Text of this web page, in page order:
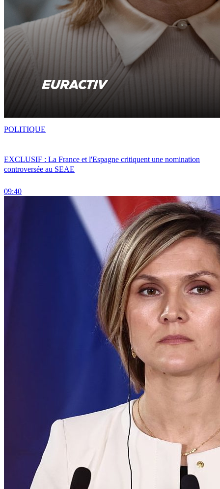
EXCLUSIF : La France et l'Espagne critiquent une nomination
controversée au SEAE
09:40
POLITIQUE